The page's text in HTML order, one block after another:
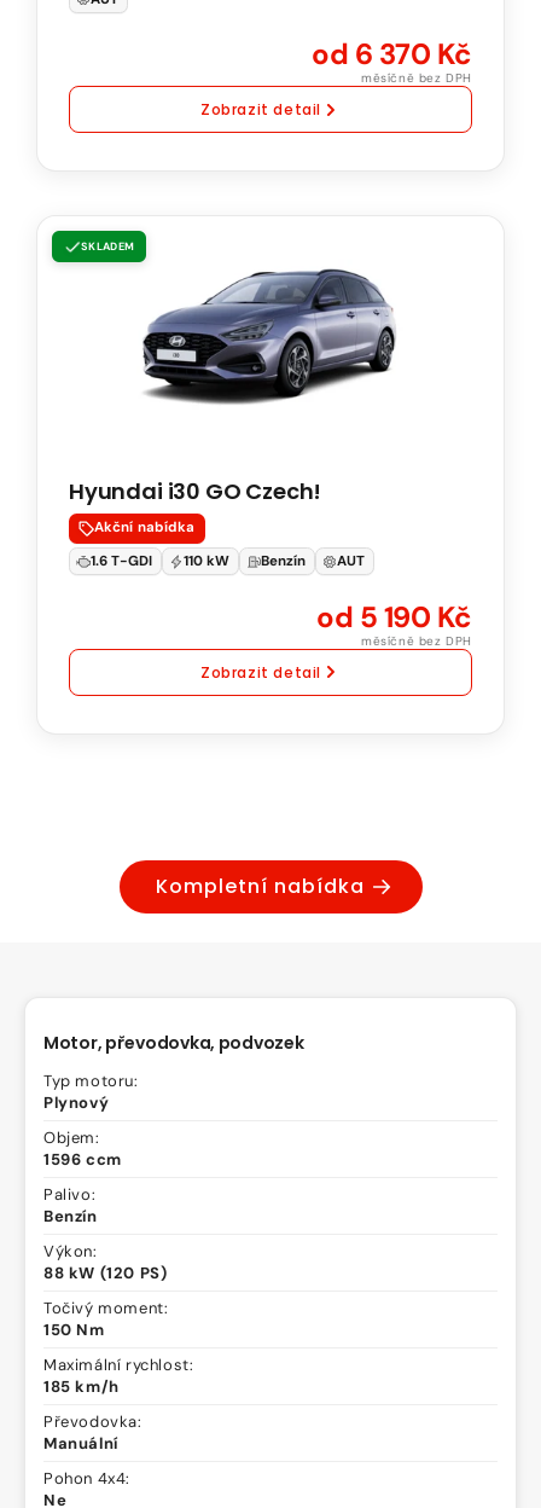
Zobrazit detail
od 6 370 Kč
měsíčně bez DPH
Hyundai
i30
Natural
SKLADEM
Hyundai i30 GO Czech!
Akční nabídka
1.6 T-GDI
110 kW Benzín AUT
Zobrazit detail
od 5 190 Kč
měsíčně bez DPH
Kompletní nabídka
Motor, převodovka, podvozek
Typ motoru:
Plynový
Objem:
1596 ccm
Palivo:
Benzín
Výkon:
88 kW (120 PS)
Točivý moment:
150 Nm
Maximální rychlost:
185 km/h
Převodovka:
Manuální
Pohon 4x4:
Ne